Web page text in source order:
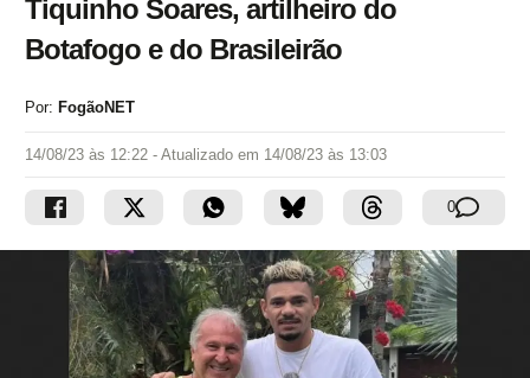
Tiquinho Soares, artilheiro do
Botafogo e do Brasileirão
Por: FogãoNET
14/08/23 às 12:22 - Atualizado em 14/08/23 às 13:03
0